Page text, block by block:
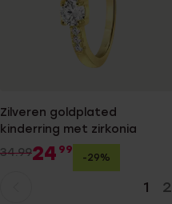
Zilveren goldplated
kinderring met zirkonia
34.9924 99
-29%
1 2